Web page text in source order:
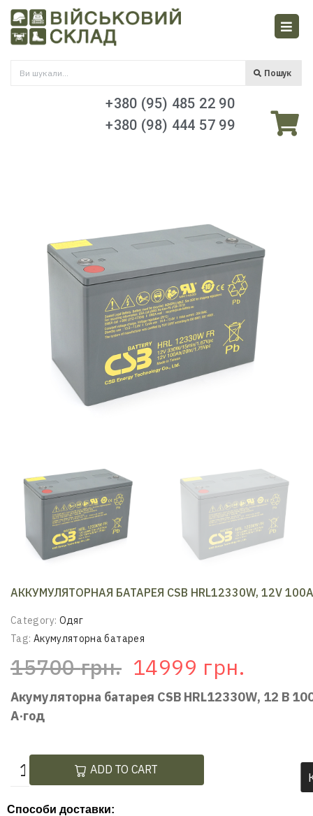
Пошук
+380 (95) 485 22 90
+380 (98) 444 57 99
АККУМУЛЯТОРНАЯ БАТАРЕЯ CSB HRL12330W, 12V
Category: Одяг
Tag: Акумуляторна батарея
15700грн. 14999 грн.
Акумуляторна батарея CSB HRL12330W, 12 В
А·год
ADD TO CART
Способи доставки: